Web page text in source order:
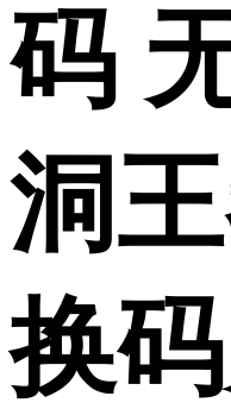
码
洞
换